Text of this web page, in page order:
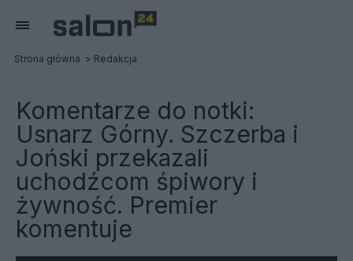
Strona główna Redakcja
Komentarze do notki:
Usnarz Górny. Szczerba i
Joński przekazali
uchodźcom śpiwory i
żywność. Premier
komentuje